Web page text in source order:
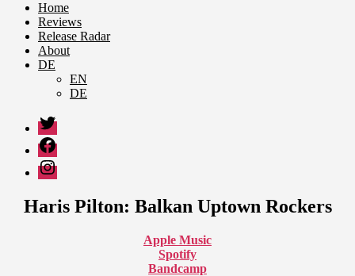
Home
Reviews
Release Radar
About
DE
EN
DE
Twitter
Facebook
Instagram
Haris Pilton: Balkan Uptown Rockers
Apple Music
Spotify
Bandcamp